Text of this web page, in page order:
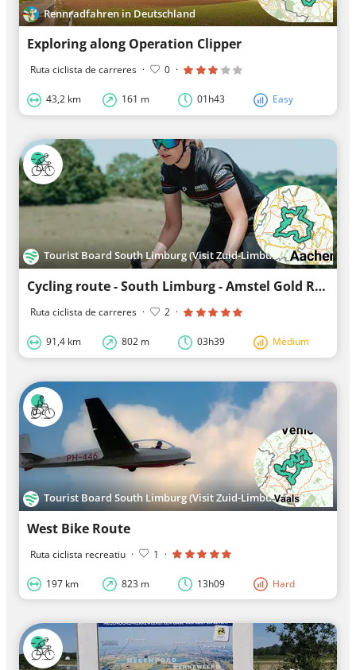
Rennradfahren in Deutschland
Exploring along Operation Clipper
Ruta ciclista de carreres · 0 ·
43,2 km 161 m 01h43 Easy
Tourist Board South Limburg (Visit Zuid-Limburg)
Cycling route - South Limburg - Amstel Gold Race 365 - Loop 4
Ruta ciclista de carreres · 2 ·
91,4 km 802 m 03h39 Medium
Tourist Board South Limburg (Visit Zuid-Limburg)
West Bike Route
Ruta ciclista recreatiu · 1 ·
197 km 823 m 13h09 Hard